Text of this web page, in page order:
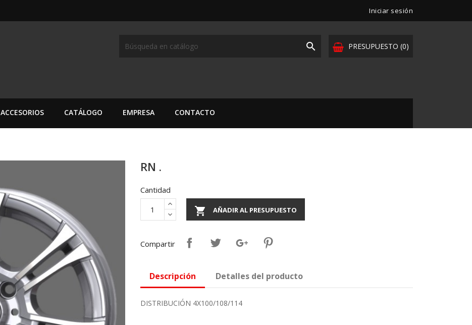
Iniciar sesión
PRESUPUESTO (0)

ACCESORIOS CATÁLOGO EMPRESA CONTACTO
RN .
Cantidad
 AÑADIR AL PRESUPUESTO
Compartir
Descripción Detalles del producto
DISTRIBUCIÓN 4X100/108/114